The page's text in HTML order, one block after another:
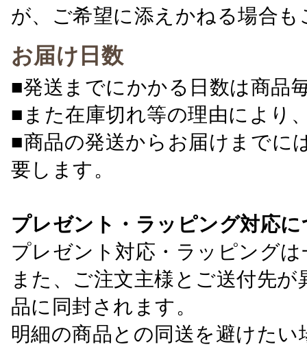
が、ご希望に添えかねる場合
お届け日数
■発送までにかかる日数は商品
■また在庫切れ等の理由により
■商品の発送からお届けまでに
要します。
プレゼント・ラッピング対応
プレゼント対応・ラッピング
また、ご注文主様とご送付先
品に同封されます。
明細の商品との同送を避けた